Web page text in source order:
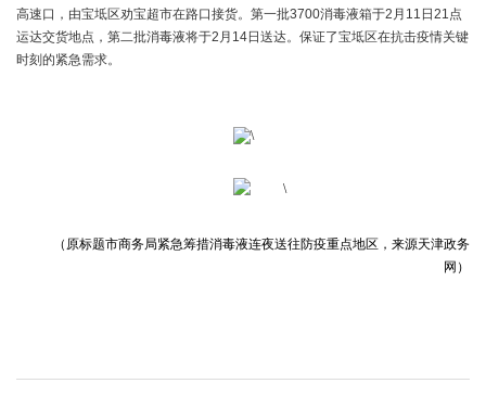
高速口，由宝坻区劝宝超市在路口接货。第一批3700消毒液箱于2月11日21点
运达交货地点，第二批消毒液将于2月14日送达。保证了宝坻区在抗击疫情关键
时刻的紧急需求。
（原标题市商务局紧急筹措消毒液连夜送往防疫重点地区，来源天津政务
网 ）